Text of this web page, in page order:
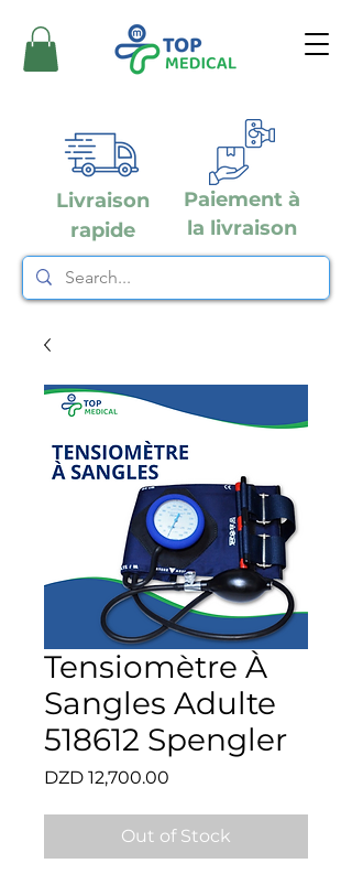
Livraison
rapide
Paiement à
la livraison
Tensiomètre À
Sangles Adulte
518612 Spengler
DZD 12,700.00
Out of Stock